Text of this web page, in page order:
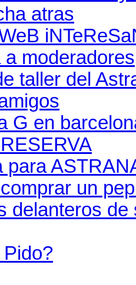
atras
a moderadores
taller del
G en
para
un
delanteros de